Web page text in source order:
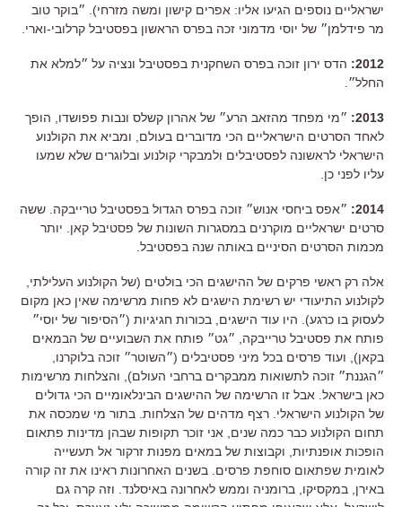
ישראליים נוספים הגיעו אליו: אפרים קישון ומשה מזרחי). ״בוקר טוב
מר פידלמן״ של יוסי מדמוני זכה בפרס הראשון בפסטיבל קרלובי-וארי.
2012:
הדס ירון זוכה בפרס השחקנית בפסטיבל ונציה על ״למלא את
החלל״.
2013:
״מי מפחד מהזאב הרע״ של אהרון קשלס ונבות פפושדו, הופך
לאחד הסרטים הישראליים הכי מדוברים בעולם, ומביא את הקולנוע
הישראלי לראשונה לפסטיבלים ולמבקרי קולנוע ובלוגרים שלא שמעו
עליו לפני כן.
2014:
״אפס ביחסי אנוש״ זוכה בפרס הגדול בפסטיבל טרייבקה. ששה
סרטים ישראליים מוקרנים במסגרות השונות של פסטיבל קאן. יותר
מכמות הסרטים הסיניים באותה שנה בפסטיבל.
אלה רק ראשי פרקים של ההישגים הכי בולטים (של הקולנוע העלילתי,
לקולנוע התיעודי יש רשימת הישגים לא פחות מרשימה שאין כאן מקום
לעסוק בו כרגע). היו עוד הישגים, בכורות חגיגיות (״הסיפור של יוסי״
פותח את פסטיבל טרייבקה, ״גט״ פותח את השבועיים של הבמאים
בקאן), ועוד פרסים בכל מיני פסטיבלים (״השוטר״ זוכה בלוקרנו,
״הגננת״ זוכה לתשואות ממבקרים ברחבי העולם), והצלחות מרשימות
כאן בישראל. אבל זו הרשימה של ההישגים הבינלאומיים הכי גדולים
של הקולנוע הישראלי. רצף מדהים של הצלחות. בתור מי שמכסה את
תחום הקולנוע כבר כמה שנים, אני זוכר תקופות שבהן מדינות פתאום
הופכות אופנתיות, וקבוצות של במאים מפנות זרקור אל תעשייה
לאומית שפתאום סוחפת פרסים. בשנים האחרונות ראינו את זה קורה
באירן, במקסיקו, ברומניה וממש לאחרונה באיסלנד. וזה קרה גם